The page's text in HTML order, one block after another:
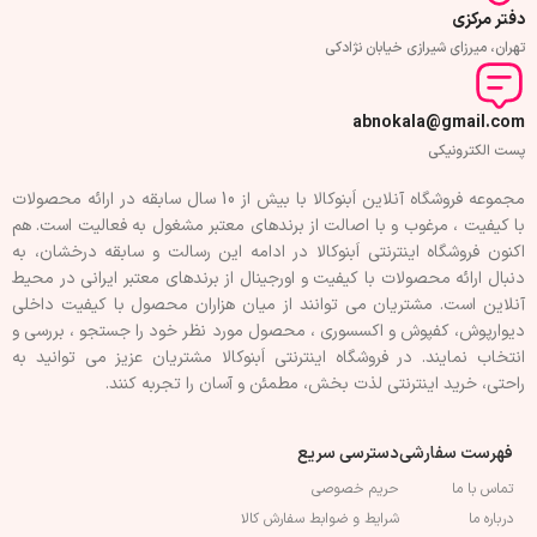
دفتر مرکزی
تهران، میرزای شیرازی خیابان نژادکی
abnokala@gmail.com
پست الکترونیکی
مجموعه فروشگاه آنلاین اَبنوکالا با بیش از 10 سال سابقه در ارائه محصولات
با کيفيت ، مرغوب و با اصالت از برندهای معتبر مشغول به فعاليت است. هم
اکنون فروشگاه اینترنتی اَبنوکالا در ادامه اين رسالت و سابقه درخشان، به
دنبال ارائه محصولات با کيفيت و اورجينال از برندهای معتبر ايرانی در محيط
آنلاين است. مشتريان می توانند از ميان هزاران محصول با کيفيت داخلی
دیوارپوش، کفپوش و اکسسوری ، محصول مورد نظر خود را جستجو ، بررسی و
انتخاب نمايند. در فروشگاه اینترنتی اَبنوکالا مشتريان عزیز می توانيد به
راحتی، خرید اینترنتی لذت بخش، مطمئن و آسان را تجربه کنند.
فهرست سفارشی
تماس با ما
درباره ما
دسترسی سریع
حریم خصوصی
شرایط و ضوابط سفارش کالا